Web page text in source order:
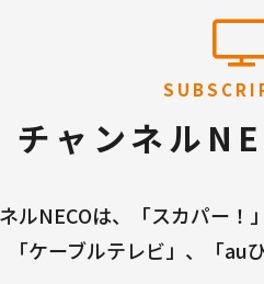
チャンネル
ルNECOは、「スカパー！
「ケーブルテレビ」、「au